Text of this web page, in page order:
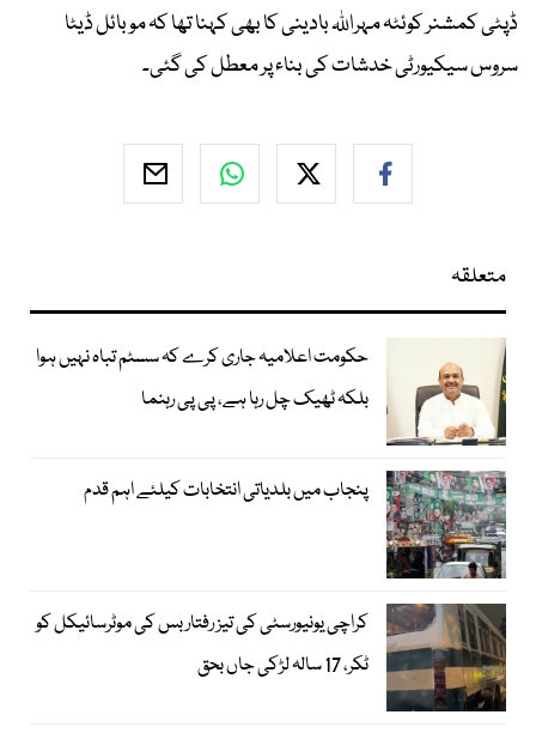
ڈپٹی کمشنر کوئٹہ مہراللہ بادینی کا بھی کہنا تھا کہ موبائل ڈیٹا
سروس سیکیورٹی خدشات کی بناء پر معطل کی گئی۔
متعلقہ
حکومت اعلامیہ جاری کرے کہ سسٹم تباہ نہیں ہوا
بلکہ ٹھیک چل رہا ہے، پی پی رہنما
پنجاب میں بلدیاتی انتخابات کیلئے اہم قدم
کراچی یونیورسٹی کی تیز رفتار بس کی موٹرسائیکل کو
ٹکر، 17 سالہ لڑکی جاں بحق